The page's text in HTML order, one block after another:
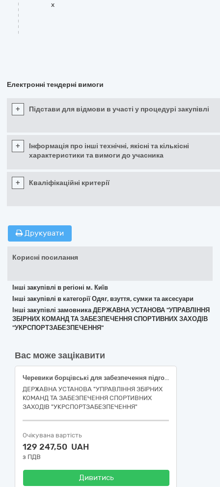
x
Електронні тендерні вимоги
+ Підстави для відмови в участі у процедурі закупівлі
+
Інформація про інші технічні, якісні та кількісні
характеристики та вимоги до учасника
+ Кваліфікаційні критерії
Друкувати
Корисні посилання
Інші закупівлі в регіоні м. Київ
Інші закупівлі в категорії Одяг, взуття, сумки та аксесуари
Інші закупівлі замовника ДЕРЖАВНА УСТАНОВА "УПРАВЛІННЯ
ЗБІРНИХ КОМАНД ТА ЗАБЕЗПЕЧЕННЯ СПОРТИВНИХ ЗАХОДІВ
"УКРСПОРТЗАБЕЗПЕЧЕННЯ"
Вас може зацікавити
Черевики борцівські для забезпечення підготовки та участі національної збірної команди України з боротьби вільної в міжнародних змаганнях ДК 021:2015:18820000-3 Спортивне взуття, наказ 1723
ДЕРЖАВНА УСТАНОВА "УПРАВЛІННЯ ЗБІРНИХ
КОМАНД ТА ЗАБЕЗПЕЧЕННЯ СПОРТИВНИХ
ЗАХОДІВ "УКРСПОРТЗАБЕЗПЕЧЕННЯ"
Очікувана вартість
129 247,50 UAH
з ПДВ
Дивитись